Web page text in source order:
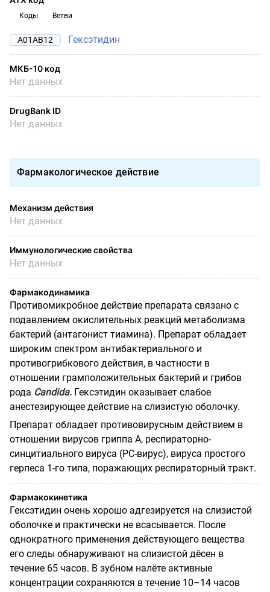
Коды Ветви
A01AB12 Гексэтидин
МКБ-10 код
Нет данных
DrugBank ID
Нет данных
Фармакологическое действие
Механизм действия
Нет данных
Иммунологические свойства
Нет данных
Фармакодинамика
Противомикробное действие препарата связано с
подавлением окислительных реакций метаболизма
бактерий (антагонист тиамина). Препарат обладает
широким спектром антибактериального и
противогрибкового действия, в частности в
отношении грамположительных бактерий и грибов
рода Candida. Гексэтидин оказывает слабое
анестезирующее действие на слизистую оболочку.
Препарат обладает противовирусным действием в
отношении вирусов гриппа А, респираторно-
синцитиального вируса (PC-вирус), вируса простого
герпеса 1-го типа, поражающих респираторный тракт.
Фармакокинетика
Гексэтидин очень хорошо адгезируется на слизистой
оболочке и практически не всасывается. После
однократного применения действующего вещества
его следы обнаруживают на слизистой дёсен в
течение 65 часов. В зубном налёте активные
концентрации сохраняются в течение 10–14 часов